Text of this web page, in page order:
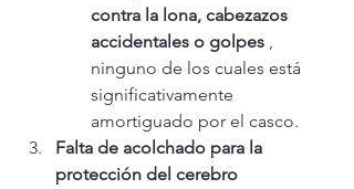
contra la lona, cabezazos
accidentales o golpes ,
ninguno de los cuales está
significativamente
amortiguado por el casco.
Falta de acolchado para la
protección del cerebro